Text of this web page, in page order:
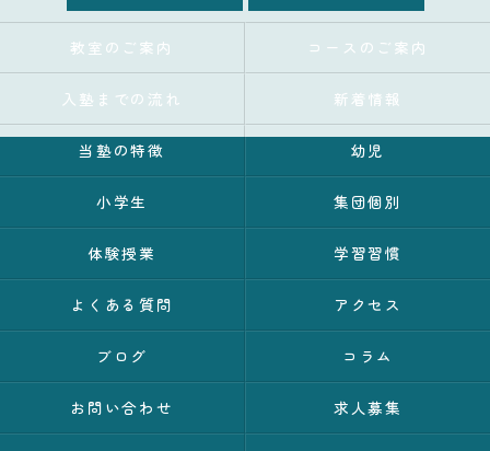
教室のご案内 コースのご案内
入塾までの流れ 新着情報
当塾の特徴 幼児
小学生 集団個別
体験授業 学習習慣
よくある質問 アクセス
ブログ コラム
お問い合わせ 求人募集